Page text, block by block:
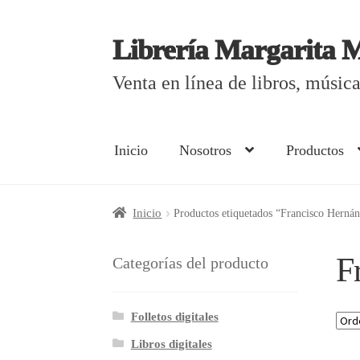
Saltar
navegación
Ir
contenido
Librería Margarita
Venta en línea de libros,
Inicio Nosotros Productos
Inicio¿Cómo comprar? Aviso de
Curso en línea de elaboración de libros
Inicio Productos etiquetados “Francisco
Categorías del producto
Folletos digitales
Libros digitales